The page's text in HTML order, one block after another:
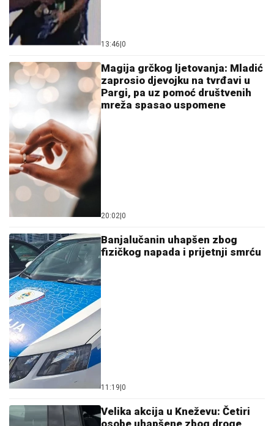
13:46 0
Magija grčkog ljetovanja: Mladić
zaprosio djevojku na tvrđavi u
Pargi, pa uz pomoć društvenih
mreža spasao uspomene
20:02 0
Banjalučanin uhapšen zbog
fizičkog napada i prijetnji smrću
11:19 0
Velika akcija u Kneževu: Četiri